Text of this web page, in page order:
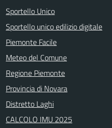
Sportello Unico
Sportello unico edilizio digitale
Piemonte Facile
Meteo del Comune
Regione Piemonte
Provincia di Novara
Distretto Laghi
CALCOLO IMU 2025